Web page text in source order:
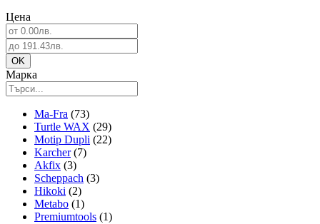
Цена
Марка
Ma-Fra (73)
Turtle WAX (29)
Motip Dupli (22)
Karcher (7)
Akfix (3)
Scheppach (3)
Hikoki (2)
Metabo (1)
Premiumtools (1)